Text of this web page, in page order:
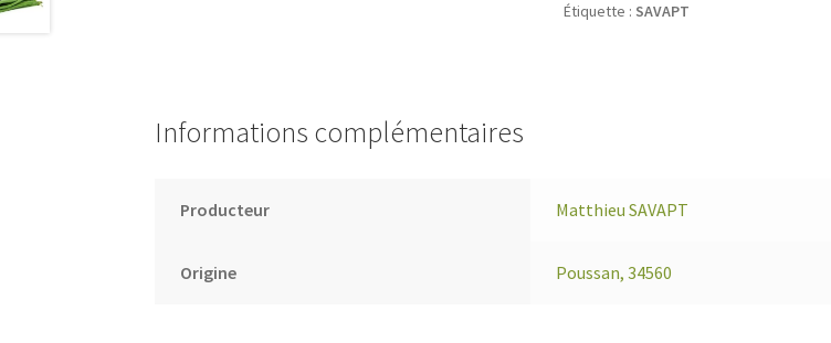
Étiquette : SAVAPT
Informations complémentaires
Producteur Matthieu SAVAPT
Origine Poussan, 34560